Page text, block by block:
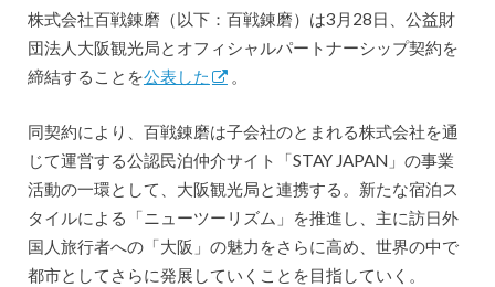
株式会社百戦錬磨（以下：百戦錬磨）は3月28日、公益財
団法人大阪観光局とオフィシャルパートナーシップ契約を
締結することを公表した 。
同契約により、百戦錬磨は子会社のとまれる株式会社を通
じて運営する公認民泊仲介サイト「STAY JAPAN」の事業
活動の一環として、大阪観光局と連携する。新たな宿泊ス
タイルによる「ニューツーリズム」を推進し、主に訪日外
国人旅行者への「大阪」の魅力をさらに高め、世界の中で
都市としてさらに発展していくことを目指していく。